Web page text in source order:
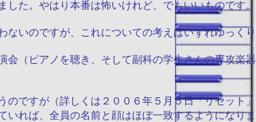
た。やはり本番は怖いけれど、でもいいものです。
いのですが、これについての考えはいずれゆっくり
（ピアノを聴き、そして副科の学生さんの専攻楽
ですが（詳しくは２００６年５月５日「リセット
れば、全員の名前と顔はほぼ一致するようになり